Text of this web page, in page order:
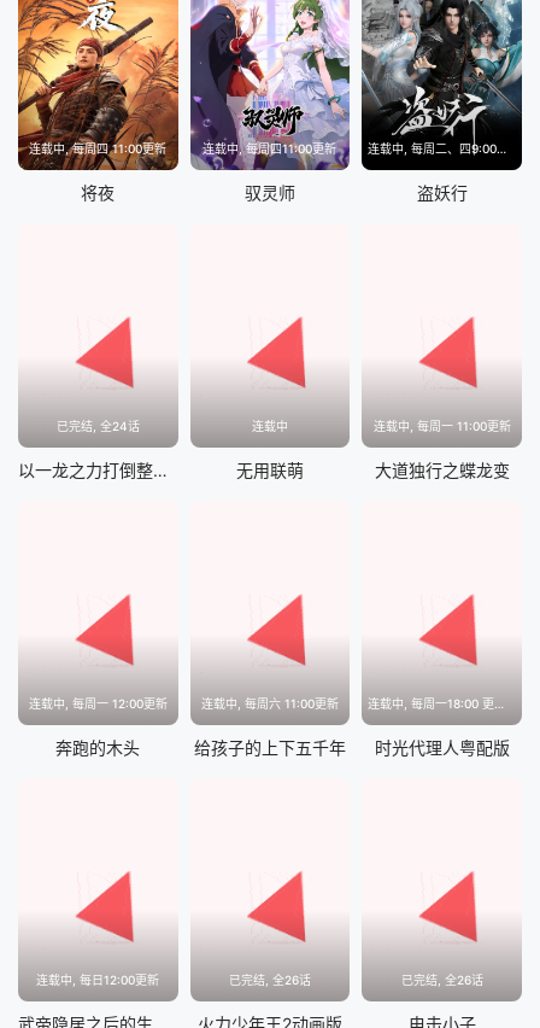
连载中, 每周四 11:00更新
将夜
连载中, 每周四11:00更新
驭灵师
连载中, 每周二、四9:00更新
盗妖行
已完结, 全24话
以一龙之力打倒整个世界！
连载中
无用联萌
连载中, 每周一 11:00更新
大道独行之蝶龙变
连载中, 每周一 12:00更新
奔跑的木头
连载中, 每周六 11:00更新
给孩子的上下五千年 时光代理人粤配版
连载中, 每日12:00更新 已完结, 全26话 已完结, 全26话